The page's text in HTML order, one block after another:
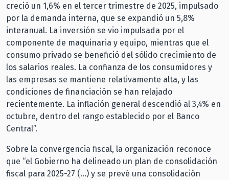
creció un 1,6% en el tercer trimestre de 2025, impulsado
por la demanda interna, que se expandió un 5,8%
interanual. La inversión se vio impulsada por el
componente de maquinaria y equipo, mientras que el
consumo privado se benefició del sólido crecimiento de
los salarios reales. La confianza de los consumidores y
las empresas se mantiene relativamente alta, y las
condiciones de financiación se han relajado
recientemente. La inflación general descendió al 3,4% en
octubre, dentro del rango establecido por el Banco
Central”.
Sobre la convergencia fiscal, la organización reconoce
que “el Gobierno ha delineado un plan de consolidación
fiscal para 2025-27 (…) y se prevé una consolidación